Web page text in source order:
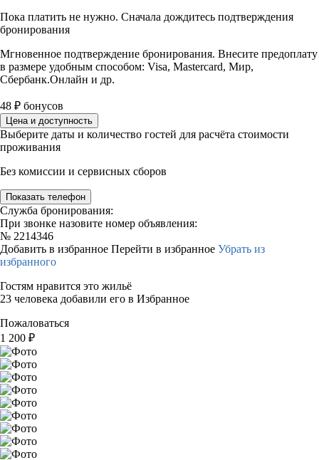
Пока платить не нужно. Сначала дождитесь подтверждения
бронирования
Мгновенное подтверждение бронирования. Внесите предоплату
в размере удобным способом: Visa, Mastercard, Мир,
Сбербанк.Онлайн и др.
48 ₽ бонусов
Цена и доступность
Выберите даты и количество гостей для расчёта стоимости
проживания
Без комиссии и сервисных сборов
Показать телефон
Служба бронирования:
При звонке назовите номер объявления:
№ 2214346
Добавить в избранное Перейти в избранное Убрать из
избранного
Гостям нравится это жильё
23 человека добавили его в Избранное
Пожаловаться
1 200 ₽